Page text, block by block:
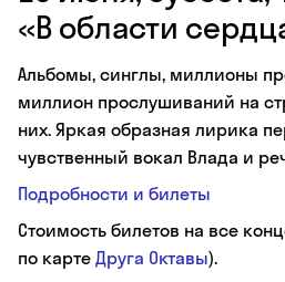
«В области
Альбомы, синглы, миллионы
миллион прослушиваний на
них. Яркая образная лирика
чувственный вокал Влада и
Подробности и билеты
Стоимость билетов на все
по карте Друга Октавы).